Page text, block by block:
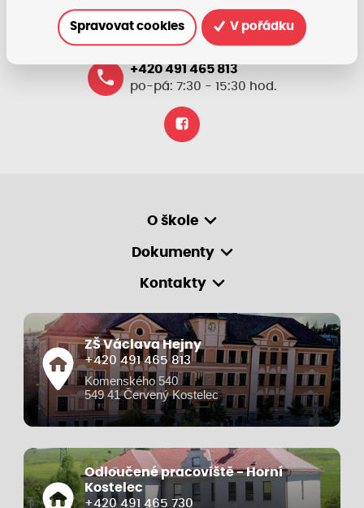
zsvhejny@zsvhejny.cz
+420 491 465 813
po-pá: 7:30 - 15:30 hod.
O škole
Dokumenty
Kontakty
ZŠ Václava Hejny
+420 491 465 813
Komenského 540
549 41 Červený Kostelec
Odloučené pracoviště - Horní
Kostelec
+420 491 465 730
Spravovat cookies V pořádku